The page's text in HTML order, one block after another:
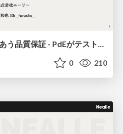
職種の境界を染み出しあう品質保証 - PdEがテストへ、QAが上流へ、AIとともに
0 210